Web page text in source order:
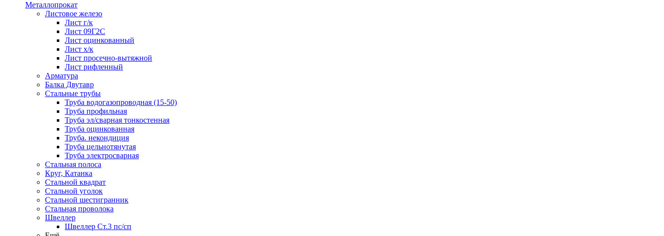
Металлопрокат
Листовое железо
Лист г/к
Лист 09Г2С
Лист оцинкованный
Лист х/к
Лист просечно-вытяжной
Лист рифленный
Арматура
Балка Двутавр
Стальные трубы
Труба водогазопроводная (15-50)
Труба профильная
Труба эл/сварная тонкостенная
Труба оцинкованная
Труба. некондиция
Труба цельнотянутая
Труба электросварная
Стальная полоса
Круг, Катанка
Стальной квадрат
Стальной уголок
Стальной шестигранник
Стальная проволока
Швеллер
Швеллер Ст.3 пс/сп